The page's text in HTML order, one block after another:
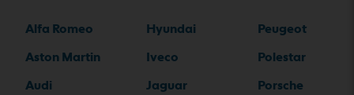
Alfa Romeo
Aston Martin
Audi
Hyundai
Iveco
Jaguar
Peugeot
Polestar
Porsche